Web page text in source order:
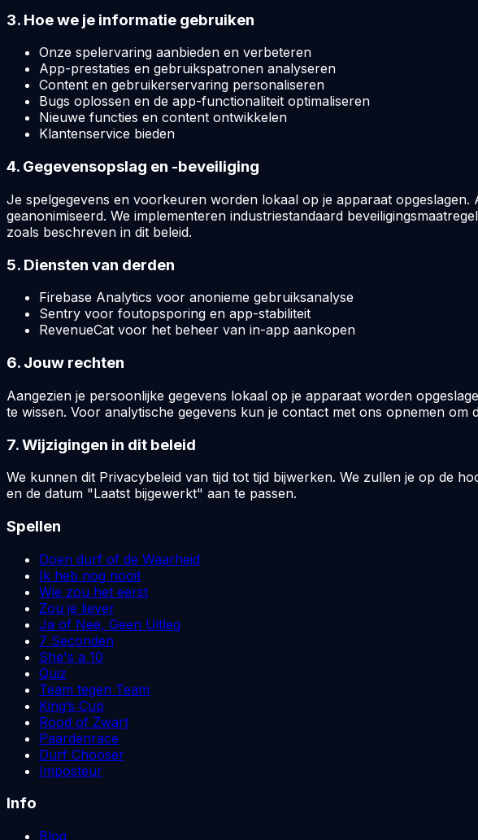
3. Hoe we je informatie gebruiken
Onze spelervaring aanbieden en verbeteren
App-prestaties en gebruikspatronen analyseren
Content en gebruikerservaring personaliseren
Bugs oplossen en de app-functionaliteit optimaliseren
Nieuwe functies en content ontwikkelen
Klantenservice bieden
4. Gegevensopslag en -beveiliging
Je spelgegevens en voorkeuren worden lokaal op je apparaat
geanonimiseerd. We implementeren industriestandaard
zoals beschreven in dit beleid.
5. Diensten van derden
Firebase Analytics voor anonieme gebruiksanalyse
Sentry voor foutopsporing en app-stabiliteit
RevenueCat voor het beheer van in-app aankopen
6. Jouw rechten
Aangezien je persoonlijke gegevens lokaal op je apparaat worden
te wissen. Voor analytische gegevens kun je contact met ons opnemen
7. Wijzigingen in dit beleid
We kunnen dit Privacybeleid van tijd tot tijd bijwerken. We zullen je op de
en de datum "Laatst bijgewerkt" aan te passen.
Spellen
Doen durf of de Waarheid
Ik heb nog nooit
Wie zou het eerst
Zou je liever
Ja of Nee, Geen Uitleg
7 Seconden
She's a 10
Quiz
Team tegen Team
King’s Cup
Rood of Zwart
Paardenrace
Durf Chooser
Imposteur
Info
Blog